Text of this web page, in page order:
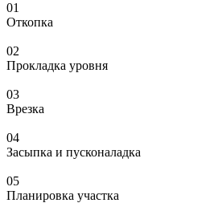
01
Откопка
02
Прокладка уровня
03
Врезка
04
Засыпка и пусконаладка
05
Планировка участка